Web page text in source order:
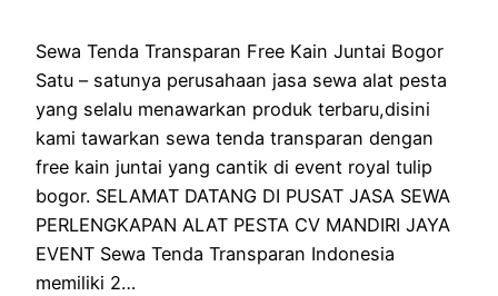
Sewa Tenda Transparan Free Kain Juntai Bogor
Satu – satunya perusahaan jasa sewa alat pesta
yang selalu menawarkan produk terbaru,disini
kami tawarkan sewa tenda transparan dengan
free kain juntai yang cantik di event royal tulip
bogor. SELAMAT DATANG DI PUSAT JASA SEWA
PERLENGKAPAN ALAT PESTA CV MANDIRI JAYA
EVENT Sewa Tenda Transparan Indonesia
memiliki 2…